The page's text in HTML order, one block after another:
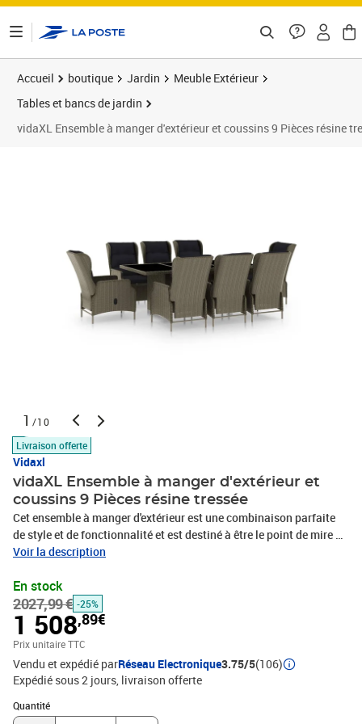
Accueil boutique Jardin
Meuble Extérieur
Tables et bancs de jardin
vidaXL Ensemble à manger d'extérieur et coussins 9 Pièces résine
1 /10
Livraison offerte
Vidaxl
vidaXL Ensemble à manger d'extérieur et
coussins 9 Pièces résine tressée
Cet ensemble à manger d'extérieur est une combinaison parfaite
de style et de fonctionnalité et est destiné à être le point de mire de
votre jardin, balcon ou patio. L’ensemble de meubles est fait de
rend parfait pour une utilisation à l'extérieur, facile à nettoyer avec
un chiffon humide. Grâce à sa structure en acier enduit de poudre,
les fauteuils et la table sont stables et durables. Le dessus en verre
ajoute une touche de luxe à votre espace extérieur, parfait pour
dîner ou placer des objets décoratifs. Les coussins bien
rembourrés ajoutent du confort supplémentaire pendant votre
temps de détente. La housse de coussin est équipée d'une
fermeture éclair, amovible et lavable. Grâce au mécanisme de
Voir la description
En stock
2027,99 € -25%
1 508,89€
Prix unitaire TTC
Vendu et expédié parRéseau Electronique3.75/5(106)
Expédié sous 2 jours livraison offerte
Quantité
Quantité : 1